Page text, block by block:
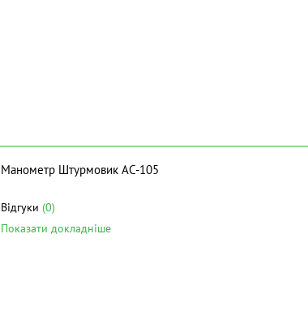
Манометр Штурмовик AC-105
Відгуки (0)
Показати докладніше